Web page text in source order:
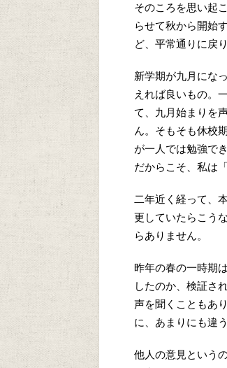
そのころを思い起
らせて秋から開始
ど、平常通りに戻
新学期が九月にな
えれば良いもの。
て、九月始まりを
ん。そもそも休校
が一人では勉強で
だからこそ、私は
二年近く経って、
更していたらこう
らありません。
昨年の春の一時期
したのか、検証さ
声を聞くこともあ
に、あまりにも違
他人の意見という